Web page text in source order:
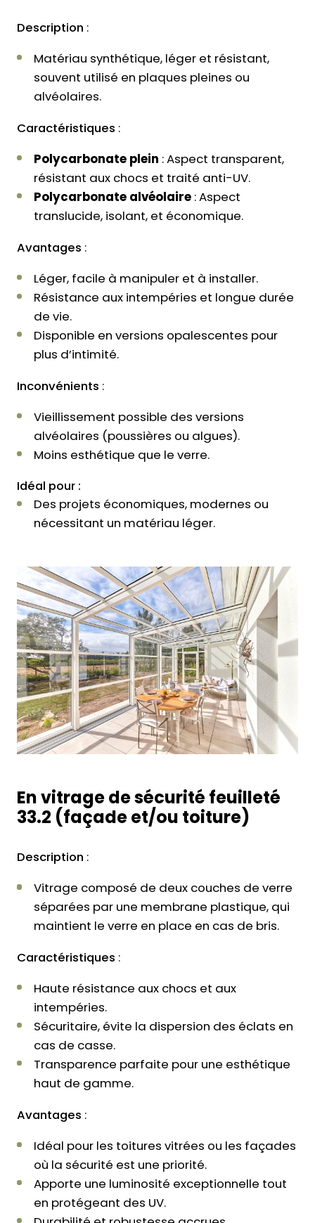
Description :
Matériau synthétique, léger et résistant,
souvent utilisé en plaques pleines ou
alvéolaires.
Caractéristiques :
Polycarbonate plein : Aspect transparent,
résistant aux chocs et traité anti-UV.
Polycarbonate alvéolaire: Aspect
translucide, isolant, et économique.
Avantages :
Léger, facile à manipuler et à installer.
Résistance aux intempéries et longue durée
de vie.
Disponible en versions opalescentes pour
plus d’intimité.
Inconvénients :
Vieillissement possible des versions
alvéolaires (poussières ou algues).
Moins esthétique que le verre.
Idéal pour :
Des projets économiques, modernes ou
nécessitant un matériau léger.
En vitrage de sécurité feuilleté
33.2 (façade et/ou toiture)
Description :
Vitrage composé de deux couches de verre
séparées par une membrane plastique, qui
maintient le verre en place en cas de bris.
Caractéristiques :
Haute résistance aux chocs et aux
intempéries.
Sécuritaire, évite la dispersion des éclats en
cas de casse.
Transparence parfaite pour une esthétique
haut de gamme.
Avantages :
Idéal pour les toitures vitrées ou les façades
où la sécurité est une priorité.
Apporte une luminosité exceptionnelle tout
en protégeant des UV.